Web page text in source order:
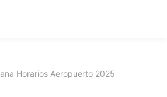
Horarios Aeropuerto 2025